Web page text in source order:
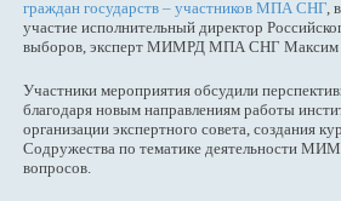
граждан государств – участников МПА СНГ,
участие исполнительный директор
выборов, эксперт МИМРД МПА СНГ Максим
Участники мероприятия обсудили
благодаря новым направлениям работы
организации экспертного совета, создания
Содружества по тематике деятельности
вопросов.